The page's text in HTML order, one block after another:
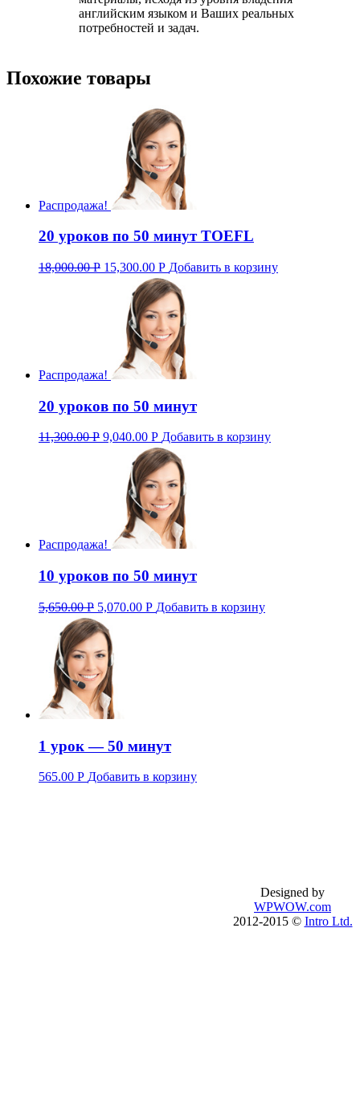
английским языком и Ваших реальных
потребностей и задач.
Похожие товары
Распродажа!
20 уроков по 50 минут TOEFL
18,000.00Р 15,300.00 Р Добавить в корзину
Распродажа!
20 уроков по 50 минут
11,300.00Р 9,040.00 Р Добавить в корзину
Распродажа!
10 уроков по 50 минут
5,650.00Р 5,070.00 Р Добавить в корзину
1 урок — 50 минут
565.00 Р Добавить в корзину
Designed by
WPWOW.com
2012-2015 © Intro Ltd.